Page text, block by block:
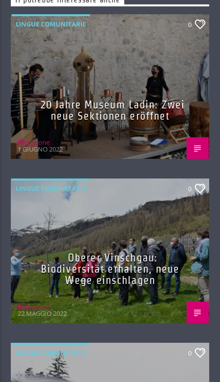
LINGUE COMUNITARIE 0
20 Jahre Museum Ladin: Zwei
neue Sektionen eröffnet
Red.azione
1 GIUGNO 2022
LINGUE COMUNITARIE 0
Oberer Vinschgau:
Biodiversität erhalten, neue
Wege einschlagen
Red.azione
22 MAGGIO 2022
LINGUE COMUNITARIE 0